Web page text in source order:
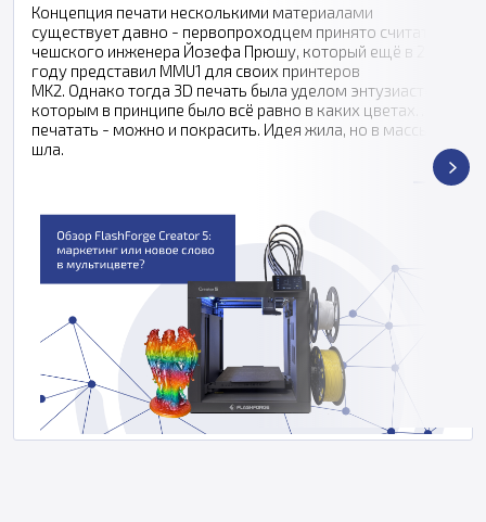
Концепция печати несколькими материалами
существует давно - первопроходцем принято считать
чешского инженера Йозефа Прюшу, который ещё в 2016
году представил MMU1 для своих принтеров
MK2. Однако тогда 3D печать была уделом энтузиастов,
которым в принципе было всё равно в каких цветах
печатать - можно и покрасить. Идея жила, но в массы не
шла.